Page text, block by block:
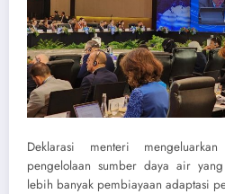
Deklarasi menteri
pengelolaan sumber daya air
lebih banyak pembiayaan adaptasi